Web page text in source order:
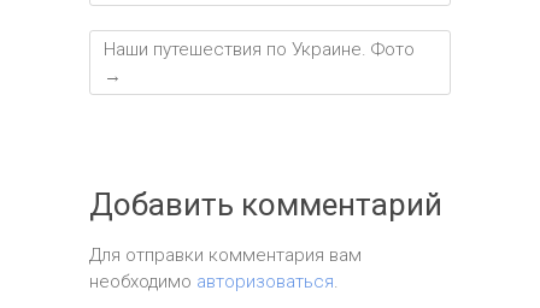
Наши путешествия по Украине. Фото
→
Добавить комментарий
Для отправки комментария вам
необходимо авторизоваться.